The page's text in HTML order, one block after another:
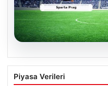
(Özet) Sparta Prag
Maçı Özeti ve Tüm
Piyasa Verileri